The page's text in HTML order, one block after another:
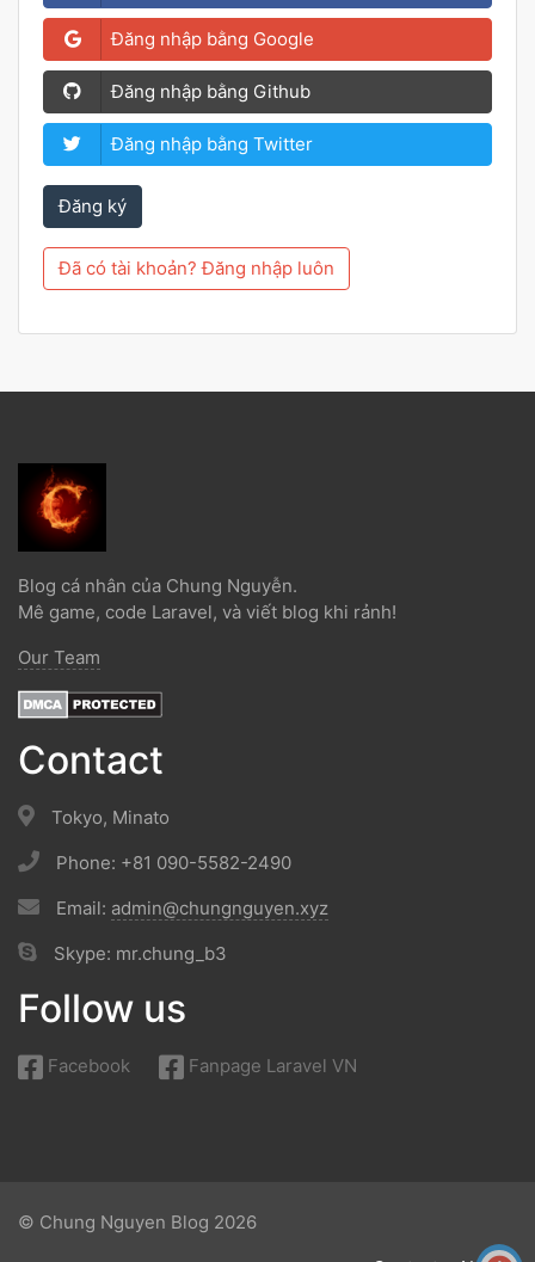
Đăng nhập bằng Google
Đăng nhập bằng Github
Đăng nhập bằng Twitter
Đăng ký
Đã có tài khoản? Đăng nhập luôn
Blog cá nhân của Chung Nguyễn.
Mê game, code Laravel, và viết blog khi rảnh!
Our Team
Contact
Tokyo, Minato
Phone: +81 090-5582-2490
Email: admin@chungnguyen.xyz
Skype: mr.chung_b3
Follow us
Facebook Fanpage Laravel VN
© Chung Nguyen Blog 2026